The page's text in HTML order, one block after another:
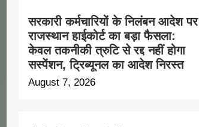
सरकारी कर्मचारियों के निलंबन आदेश पर
राजस्थान हाईकोर्ट का बड़ा फैसला:
केवल तकनीकी त्रुटि से रद्द नहीं होगा
सस्पेंशन, ट्रिब्यूनल का आदेश निरस्त
August 7, 2026